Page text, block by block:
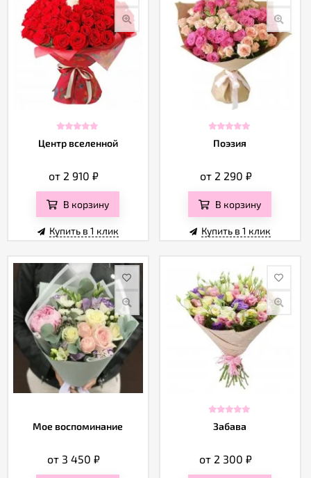
Центр вселенной
от 2 910₽
В корзину
Купить в 1 клик
Поэзия
от 2 290 ₽
В корзину
Купить в 1 клик
Мое воспоминание
от 3 450₽
Забава
от 2 300₽